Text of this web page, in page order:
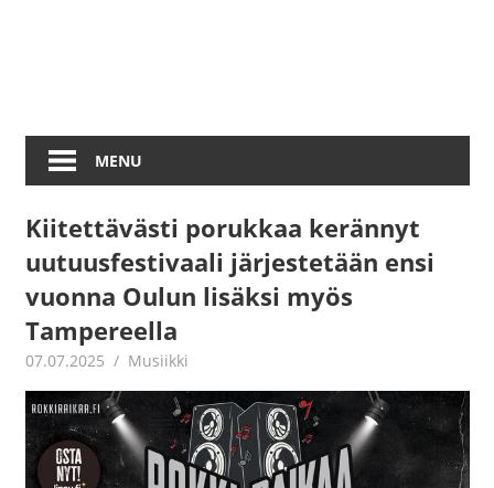
MENU
Kiitettävästi porukkaa kerännyt
uutuusfestivaali järjestetään ensi
vuonna Oulun lisäksi myös
Tampereella
07.07.2025 Juha Kaunisto
Musiikki